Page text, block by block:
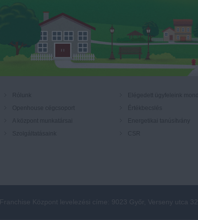
Franchise Központ levelezési címe: 9023 Győr, Verseny utca 32.